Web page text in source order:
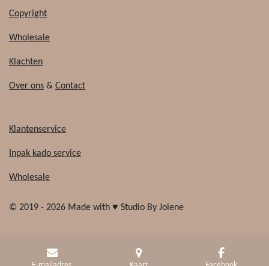
Copyright
Wholesale
Klachten
Over ons & Contact
Klantenservice
Inpak kado service
Wholesale
© 2019 - 2026 Made with ♥ Studio By Jolene